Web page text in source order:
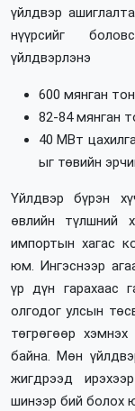
үйлдвэр
нүүрсийг
үйлдвэрлэнэ
600 мянган
82-84 мянган
40 МВт
ыг төвийн
Үйлдвэр бүрэн
өвлийн түлшний
импортын хагас
юм. Ингэснээр
үр дүн гарахаас
олгодог улсын
төгрөгөөр
байна. Мөн
жигдрээд
шинээр бий болох